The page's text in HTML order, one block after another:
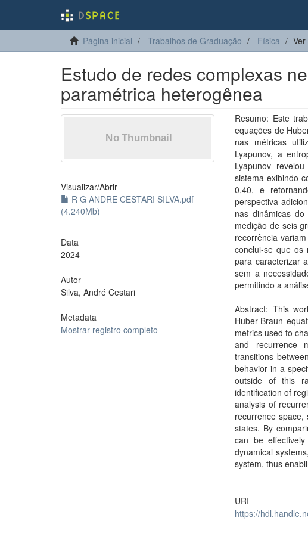
Página inicial Trabalhos de Graduação Física Ver
Estudo de redes complexas
paramétrica heterogênea
Visualizar/Abrir
R G ANDRE CESTARI SILVA.pdf
(4.240Mb)
Data
2024
Autor
Silva, André Cestari
Metadata
Mostrar registro completo
Resumo: Este
equações de
nas métricas
Lyapunov, a
Lyapunov
sistema exibindo
0,40, e
perspectiva
nas dinâmicas
medição de seis
recorrência
conclui-se que os
para caracterizar
sem a
permitindo a
Abstract: This
Huber-Braun
metrics used to
and recurrence
transitions
behavior in a
outside of this
identification of
analysis of
recurrence
states. By
can be
dynamical
system, thus
URI
https://